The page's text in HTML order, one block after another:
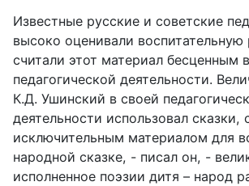
Известные русские и советские
высоко оценивали воспитательную
считали этот материал бесценным в
педагогической деятельности.
К.Д. Ушинский в своей
деятельности использовал сказки,
исключительным материалом для
народной сказке, - писал он, -
исполненное поэзии дитя – народ